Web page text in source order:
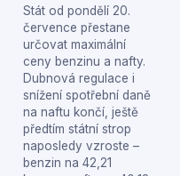
Stát od pondělí 20.
července přestane
určovat maximální
ceny benzinu a nafty.
Dubnová regulace i
snížení spotřební daně
na naftu končí, ještě
předtím státní strop
naposledy vzroste –
benzin na 42,21